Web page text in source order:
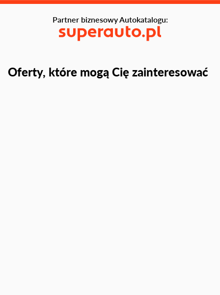
Oferty, które mogą Cię zainteresować
Partner biznesowy Autokatalogu: